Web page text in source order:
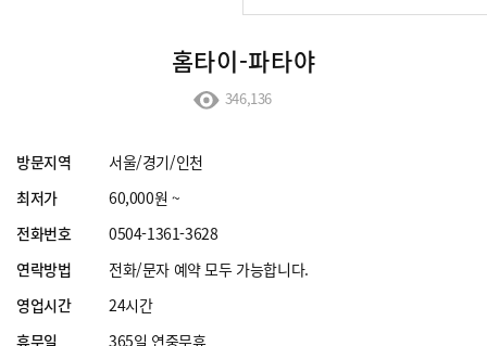
홈타이-파타야
346,136
방문지역
서울/경기/인천
최저가
60,000원 ~
전화번호
0504-1361-3628
연락방법
전화/문자 예약 모두 가능합니다.
영업시간
24시간
휴무일
365일 연중무휴